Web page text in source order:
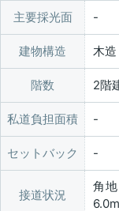
主要採光面
建物構造 木造
階数 2階
私道負担面積
セットバック
接道状況
角